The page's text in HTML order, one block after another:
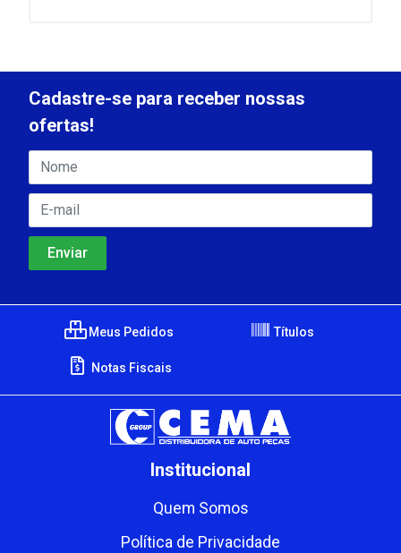
Cadastre-se para receber nossas
ofertas!
Meus Pedidos Títulos
Notas Fiscais
Institucional
Quem Somos
Política de Privacidade